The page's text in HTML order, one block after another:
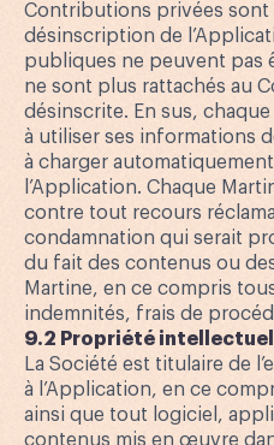
Contributions privées sont
désinscription de
publiques ne peuvent pas
ne sont plus rattachés au
désinscrite. En sus,
à utiliser ses informations
à charger
l’Application. Chaque
contre tout recours
condamnation qui serait
du fait des contenus ou
Martine, en ce compris
indemnités, frais de
9.2 Propriété
La Société est titulaire de
à l’Application, en ce
ainsi que tout logiciel,
contenus mis en œuvre